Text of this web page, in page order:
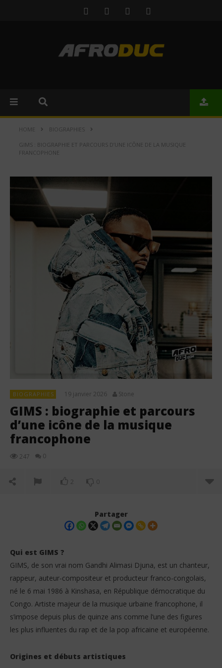
HOME BIOGRAPHIES
GIMS : BIOGRAPHIE ET PARCOURS D’UNE ICÔNE DE LA MUSIQUE
FRANCOPHONE
BIOGRAPHIES 19 janvier 2026 Stone
GIMS : biographie et parcours
d’une icône de la musique
francophone
247 0
2 0
NOW VIEWING
musique francophone
Partager
Qui est GIMS ?
GIMS, de son vrai nom Gandhi Alimasi Djuna, est un chanteur,
rappeur, auteur-compositeur et producteur franco-congolais,
né le 6 mai 1986 à Kinshasa, en République démocratique du
Congo. Artiste majeur de la musique urbaine francophone, il
s’impose depuis plus de quinze ans comme l’une des figures
les plus influentes du rap et de la pop africaine et européenne.
Origines et débuts artistiques